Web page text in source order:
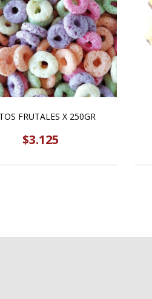
FRUTALES X 250GR
$3.125